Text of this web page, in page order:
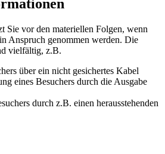
Sie vor den materiellen Folgen, wenn
Anspruch genommen werden. Die
vielfältig, z.B.
über ein nicht gesichertes Kabel
eines Besuchers durch die Ausgabe
durch z.B. einen herausstehenden